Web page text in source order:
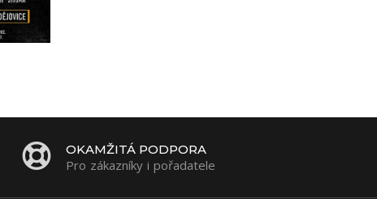
OKAMŽITÁ PODPORA
Pro zákazníky i pořadatele